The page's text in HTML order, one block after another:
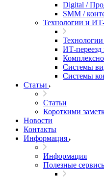
Digital /
SMM /
Технологии и
ИТ-переезд
Системы
Системы
Статьи
Статьи
Короткими
Новости
Контакты
Информация
Информация
Полезные